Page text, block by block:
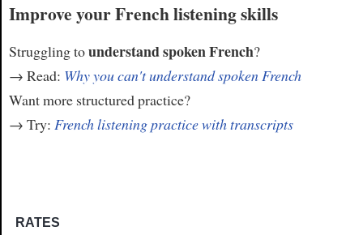
Improve your French listening skills
Struggling tounderstand spoken French?
→ Read: Why you can't understand spoken French
Want more structured practice?
→ Try: French listening practice with transcripts
RATES